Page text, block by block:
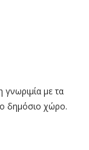
γνωριμία με τα
δημόσιο χώρο.